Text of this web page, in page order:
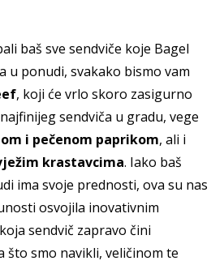
baš sve sendviče koje Bagel
u ponudi, svakako bismo vam
, koji će vrlo skoro zasigurno
sendviča u gradu, vege
i pečenom paprikom, ali i
krastavcima. Iako baš
ima svoje prednosti, ova su nas
osvojila inovativnim
sendvič zapravo čini
što smo navikli, veličinom te